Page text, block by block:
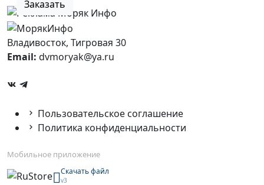
Заказать
Владивосток, Тигровая 30
Email: dvmoryak@ya.ru
Пользовательское соглашение
Политика конфиденциальности
Мобильное приложение
Скачать файл
v3